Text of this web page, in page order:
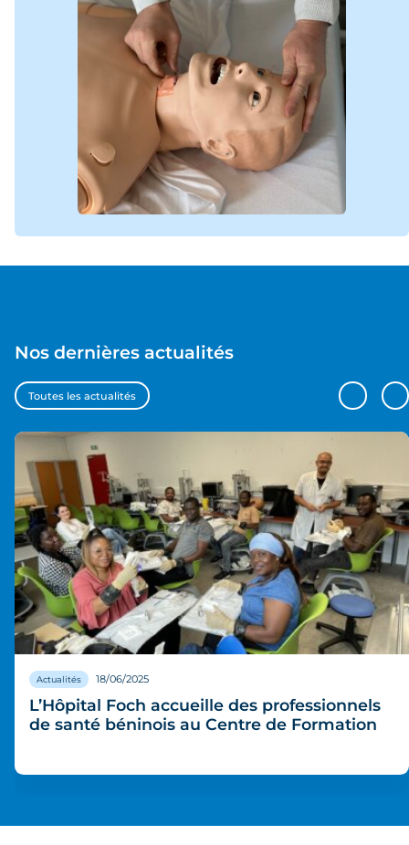
Nos dernières actualités
Toutes les actualités
Actualités 20/03/2025
Formation sur la prise en charge du patient
âgé